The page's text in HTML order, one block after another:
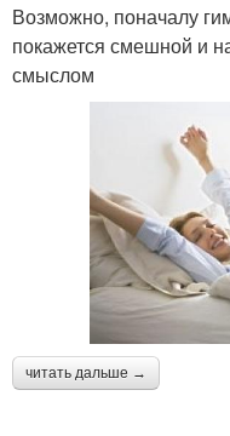
Возможно, поначалу
покажется смешной и
смыслом
читать дальше →